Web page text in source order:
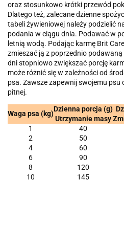
oraz stosunkowo krótki przewód
Dlatego też, zalecane dzienne
tabeli żywieniowej należy podzielić
podania w ciągu dnia. Podawać w
letnią wodą. Podając karmę Brit
zmieszać ją z poprzednio
dni stopniowo zwiększać porcję
może różnić się w zależności od
psa. Zawsze zapewnij swojemu psu
pitnej.
Waga psa (kg)
Dzienna porcja (g)
Utrzymanie masy
1
40
2
50
4
60
6
90
8
120
10
145